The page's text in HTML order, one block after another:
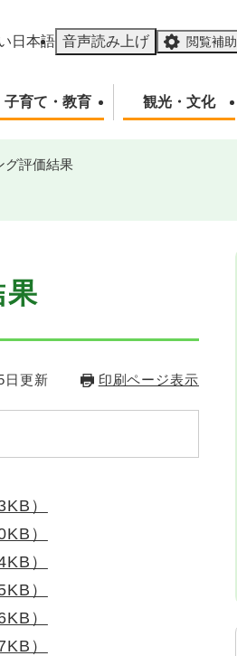
日本語 音声読み上げ 閲覧補助
子育て・教育 観光・文化
グ評価結果
日更新 印刷ページ表示
）
）
）
）
）
）